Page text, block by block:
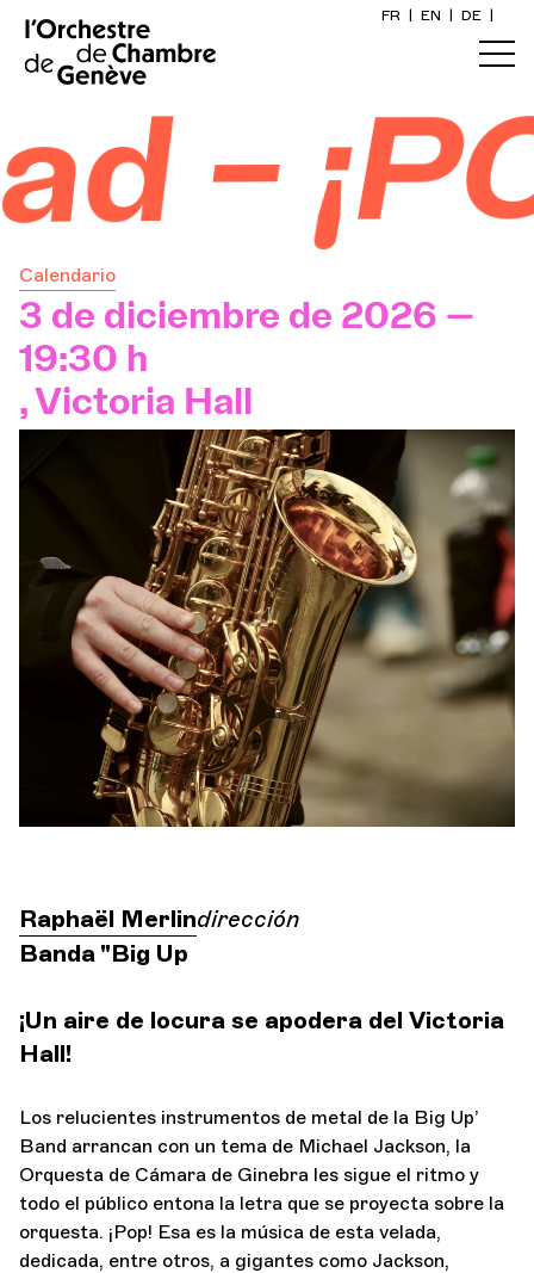
FR EN DE
Calendario
3 de diciembre de 2026 —
19:30 h
, Victoria Hall
Raphaël Merlindirección
Banda "Big Up
¡Un aire de locura se apodera del Victoria
Hall!
Los relucientes instrumentos de metal de la Big Up’
Band arrancan con un tema de Michael Jackson, la
Orquesta de Cámara de Ginebra les sigue el ritmo y
todo el público entona la letra que se proyecta sobre la
orquesta. ¡Pop! Esa es la música de esta velada,
dedicada, entre otros, a gigantes como Jackson,
Inicio
Calendario
Información práctica
Explore
La Gaceta del Concierto
Participación cultural
Orquesta y músicos
LA OCG
Espacio Pro
Iniciar sesión